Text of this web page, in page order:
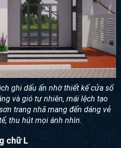
ghi dấu ấn nhờ thiết kế cửa sổ
và gió tự nhiên, mái lệch tạo
trang nhã mang đến dáng vẻ
thu hút mọi ánh nhìn.
chữ L